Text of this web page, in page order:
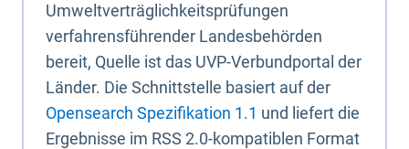
Umweltverträglichkeitsprüfungen
verfahrensführender Landesbehörden
bereit, Quelle ist das UVP-Verbundportal der
Länder. Die Schnittstelle basiert auf der
Opensearch Spezifikation 1.1 und liefert die
Ergebnisse im RSS 2.0-kompatiblen Format